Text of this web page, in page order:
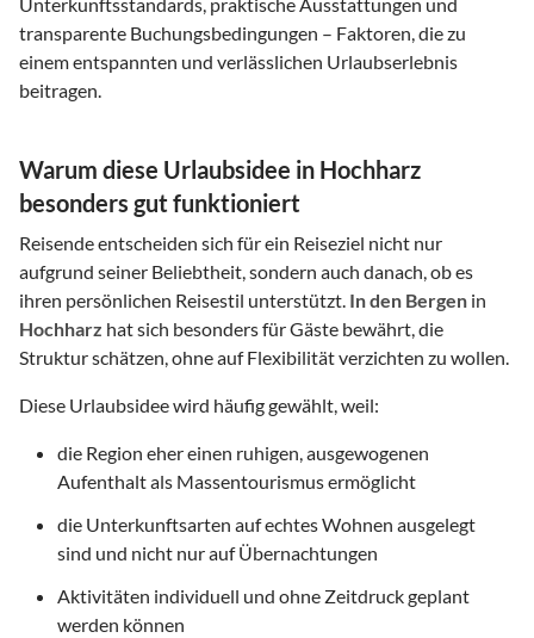
transparente Buchungsbedingungen – Faktoren, die zu
einem entspannten und verlässlichen Urlaubserlebnis
beitragen.
Warum diese Urlaubsidee in Hochharz
besonders gut funktioniert
Reisende entscheiden sich für ein Reiseziel nicht nur
aufgrund seiner Beliebtheit, sondern auch danach, ob es
ihren persönlichen Reisestil unterstützt. In den Bergen in
Hochharz hat sich besonders für Gäste bewährt, die
Struktur schätzen, ohne auf Flexibilität verzichten zu wollen.
Diese Urlaubsidee wird häufig gewählt, weil:
die Region eher einen ruhigen, ausgewogenen
Aufenthalt als Massentourismus ermöglicht
die Unterkunftsarten auf echtes Wohnen ausgelegt
sind und nicht nur auf Übernachtungen
Aktivitäten individuell und ohne Zeitdruck geplant
werden können